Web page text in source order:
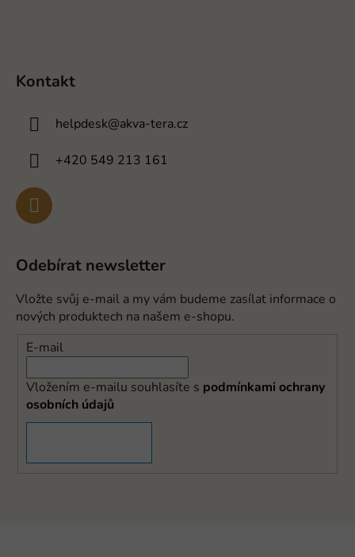
Kontakt
helpdesk@akva-tera.cz
+420 549 213 161
Odebírat newsletter
Vložte svůj e-mail a my vám budeme zasílat informace o
nových produktech na našem e-shopu.
E-mail
Vložením e-mailu souhlasíte s podmínkami ochrany
osobních údajů